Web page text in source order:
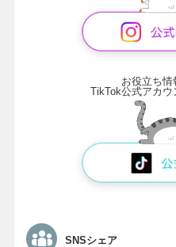
お役立ち情
TikTok公式アカ
SNSシェア